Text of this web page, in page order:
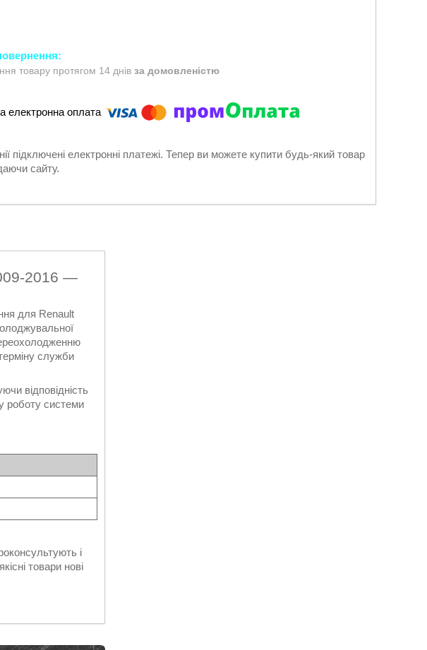
товару протягом 14 днів за домовленістю
підключені електронні платежі. Тепер ви можете купити будь-який товар
сайту.
2016 —
для Renault
служби
відповідність
роботу системи
і
товари нові